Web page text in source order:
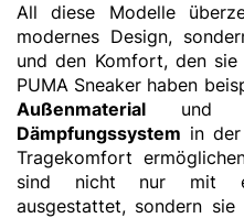
All diese Modelle
modernes Design,
und den Komfort, den
PUMA Sneaker haben
Außenmaterial und
Dämpfungssystem in
Tragekomfort
sind nicht nur mit
ausgestattet, sondern